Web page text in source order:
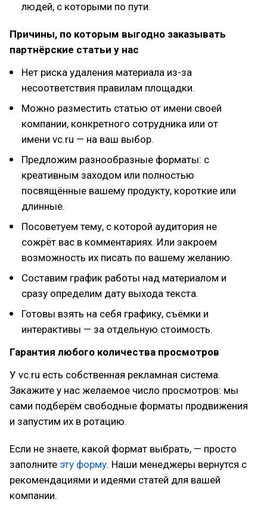
людей, с которыми по пути.
Причины, по которым выгодно заказывать
партнёрские статьи у нас
Нет риска удаления материала из-за
несоответствия правилам площадки.
Можно разместить статью от имени своей
компании, конкретного сотрудника или от
имени vc.ru — на ваш выбор.
Предложим разнообразные форматы: с
креативным заходом или полностью
посвящённые вашему продукту, короткие или
длинные.
Посоветуем тему, с которой аудитория не
сожрёт вас в комментариях. Или закроем
возможность их писать по вашему желанию.
Составим график работы над материалом и
сразу определим дату выхода текста.
Готовы взять на себя графику, съёмки и
интерактивы — за отдельную стоимость.
Гарантия любого количества просмотров
У vc.ru есть собственная рекламная система.
Закажите у нас желаемое число просмотров: мы
сами подберём свободные форматы продвижения
и запустим их в ротацию.
Если не знаете, какой формат выбрать, — просто
заполните эту форму. Наши менеджеры вернутся с
рекомендациями и идеями статей для вашей
компании.